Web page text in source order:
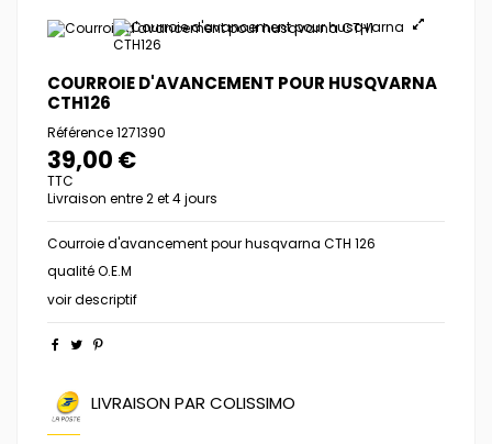
COURROIE D'AVANCEMENT POUR HUSQVARNA
CTH126
Référence1271390
39,00 €
TTC
Livraison entre 2 et 4 jours
Courroie d'avancement pour husqvarna CTH 126
qualité O.E.M
voir descriptif
LIVRAISON PAR COLISSIMO